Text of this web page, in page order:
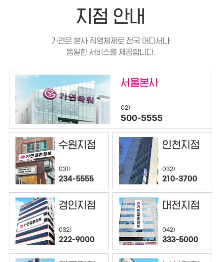
지점 안내
가연은 본사 직영체제로 전국 어디서나
동일한 서비스를 제공합니다.
서울본사
02)
500-5555
수원지점
031)
234-5555
인천지점
032)
210-3700
경인지점
032)
222-9000
대전지점
042)
333-5000